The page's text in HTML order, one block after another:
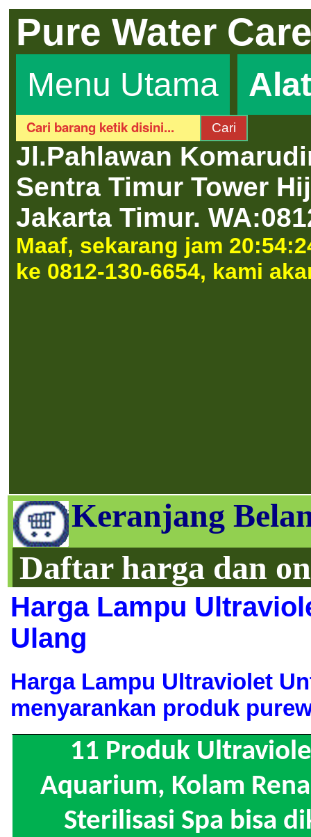
Pure Water
Menu Utama
Jl.Pahlawan
Sentra Timur Tower
Jakarta Timur.
Maaf, sekarang jam
ke 0812-130-6654, kami
Keranjang
Daftar harga dan
Harga Lampu
Ulang
Harga Lampu Ultraviolet
menyarankan produk
11 Produk
Aquarium, Kolam
Sterilisasi Spa bisa